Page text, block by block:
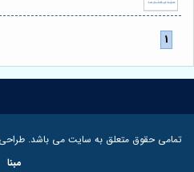
تمامی حقوق متعلق به سایت می باشد.
مبنا